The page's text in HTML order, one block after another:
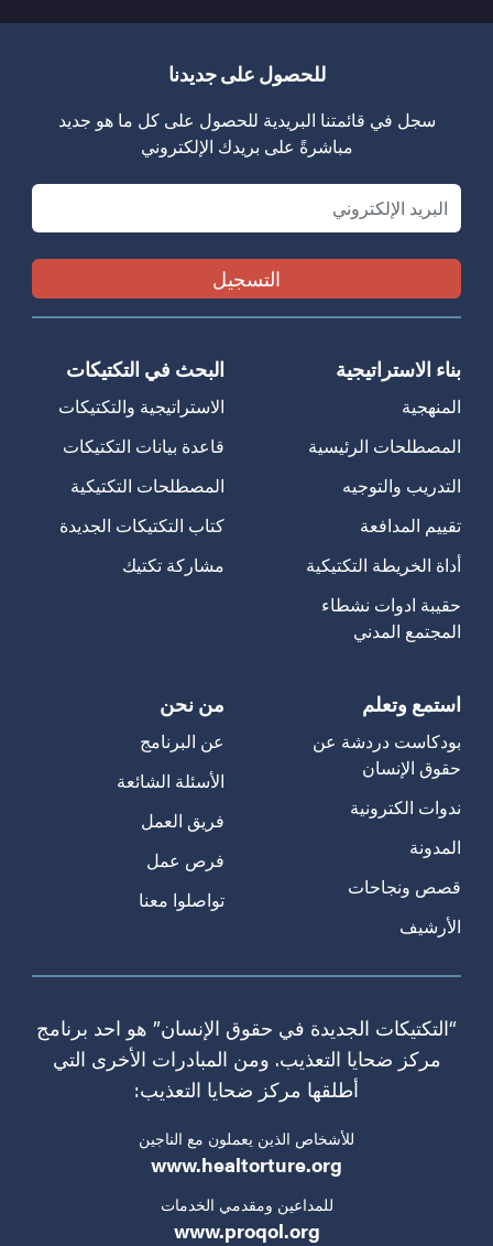
للحصول على جديدنا
سجل في قائمتنا البريدية للحصول على كل ما هو جديد
مباشرةً على بريدك الإلكتروني
Email
بناء الاستراتيجية
المنهجية
المصطلحات الرئيسية
التدريب والتوجيه
تقييم المدافعة
أداة الخريطة التكتيكية
حقيبة ادوات نشطاء
المجتمع المدني
البحث في التكتيكات
الاستراتيجية والتكتيكات
قاعدة بيانات التكتيكات
المصطلحات التكتيكية
كتاب التكتيكات الجديدة
مشاركة تكتيك
استمع وتعلم
بودكاست دردشة عن
حقوق الإنسان
ندوات الكترونية
المدونة
قصص ونجاحات
الأرشيف
من نحن
عن البرنامج
الأسئلة الشائعة
فريق العمل
فرص عمل
تواصلوا معنا
“التكتيكات الجديدة في حقوق الإنسان” هو احد برنامج
مركز ضحايا التعذيب. ومن المبادرات الأخرى التي
أطلقها مركز ضحايا التعذيب:
للأشخاص الذين يعملون مع الناجين
www.healtorture.org
للمداعين ومقدمي الخدمات
www.proqol.org